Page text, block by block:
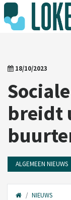
18/10/2023
breidt
ALGEMEEN NIEUWS
NIEUWS